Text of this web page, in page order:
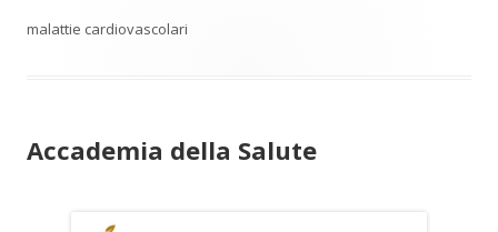
malattie cardiovascolari
Accademia della Salute